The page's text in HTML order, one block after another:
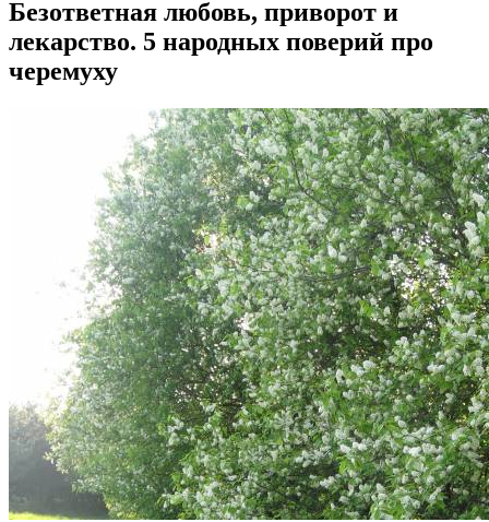
Безответная любовь, приворот и
лекарство. 5 народных поверий про
черемуху